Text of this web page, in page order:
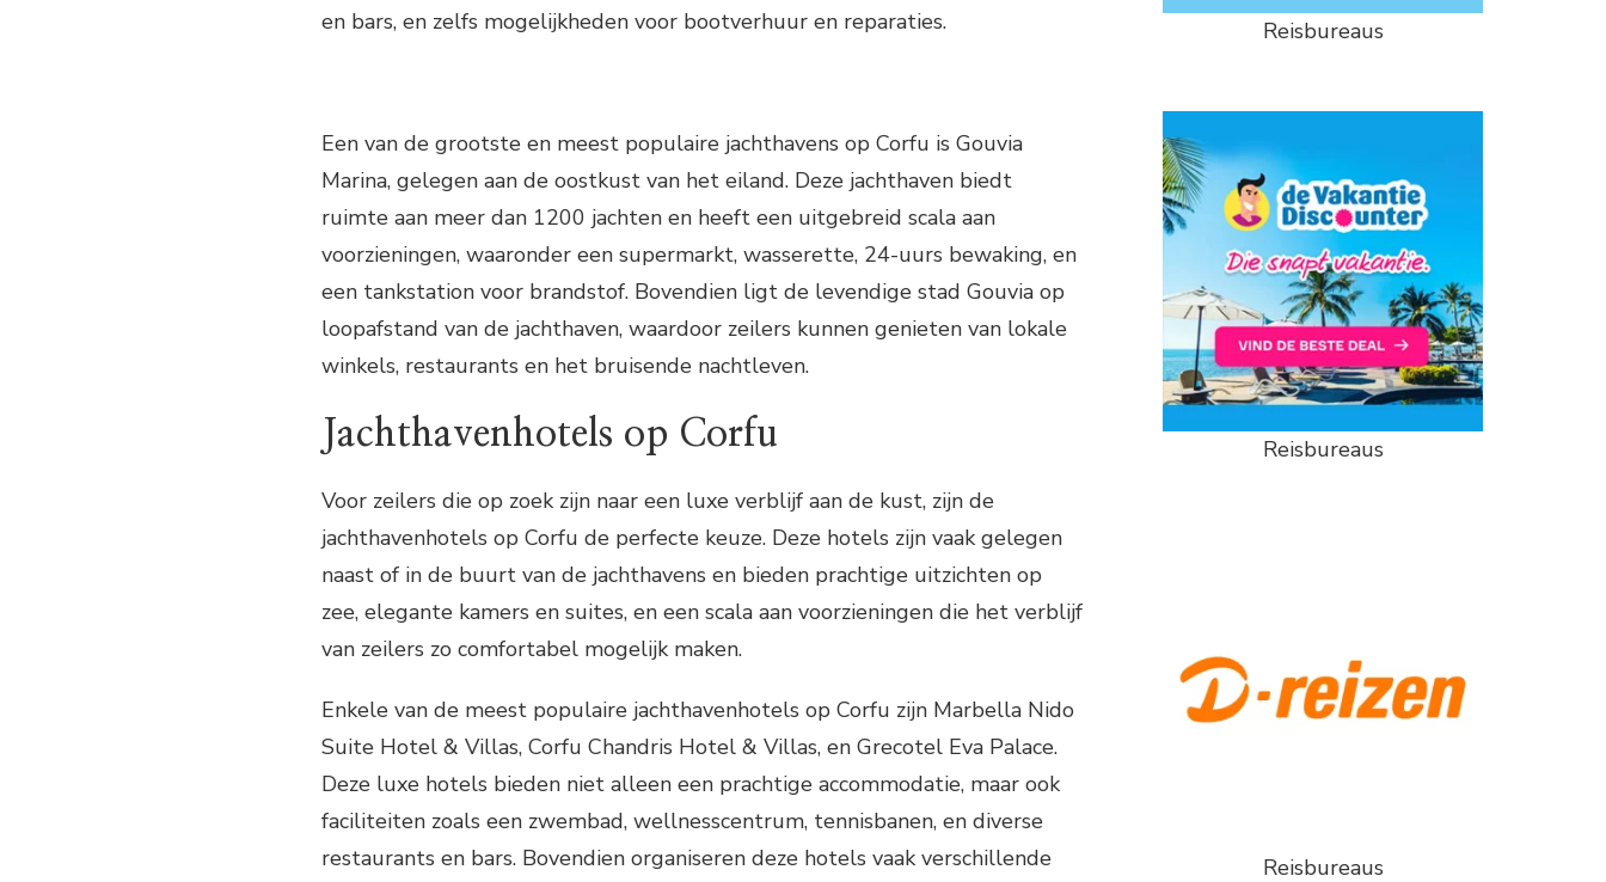
en bars, en zelfs mogelijkheden voor bootverhuur en reparaties.
Een van de grootste en meest populaire jachthavens op Corfu is Gouvia
Marina, gelegen aan de oostkust van het eiland. Deze jachthaven biedt
ruimte aan meer dan 1200 jachten en heeft een uitgebreid scala aan
voorzieningen, waaronder een supermarkt, wasserette, 24-uurs bewaking, en
een tankstation voor brandstof. Bovendien ligt de levendige stad Gouvia op
loopafstand van de jachthaven, waardoor zeilers kunnen genieten van lokale
winkels, restaurants en het bruisende nachtleven.
Jachthavenhotels op Corfu
Voor zeilers die op zoek zijn naar een luxe verblijf aan de kust, zijn de
jachthavenhotels op Corfu de perfecte keuze. Deze hotels zijn vaak gelegen
naast of in de buurt van de jachthavens en bieden prachtige uitzichten op
zee, elegante kamers en suites, en een scala aan voorzieningen die het verblijf
van zeilers zo comfortabel mogelijk maken.
Enkele van de meest populaire jachthavenhotels op Corfu zijn Marbella Nido
Suite Hotel & Villas, Corfu Chandris Hotel & Villas, en Grecotel Eva Palace.
Deze luxe hotels bieden niet alleen een prachtige accommodatie, maar ook
faciliteiten zoals een zwembad, wellnesscentrum, tennisbanen, en diverse
restaurants en bars. Bovendien organiseren deze hotels vaak verschillende
Reisbureaus
Reisbureaus
Reisbureaus